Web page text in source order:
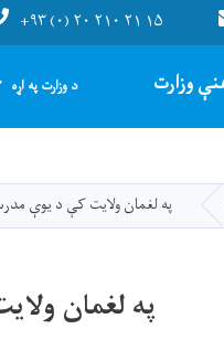
+۹۳ (۰) ۲۰ ۲۱۰ ۲۱ ۱۵
وزارت د وزارت په اړه
په لغمان ولایت کې د یوې
په لغمان